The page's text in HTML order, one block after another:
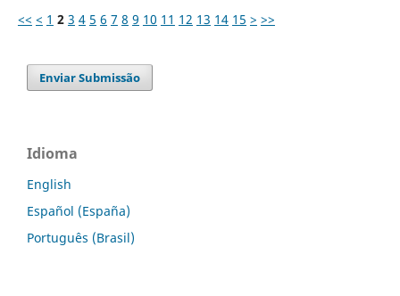
<< < 1 2 3 4 5 6 7 8 9 10 11 12 13 14 15 > >>
Enviar Submissão
Idioma
English
Español (España)
Português (Brasil)